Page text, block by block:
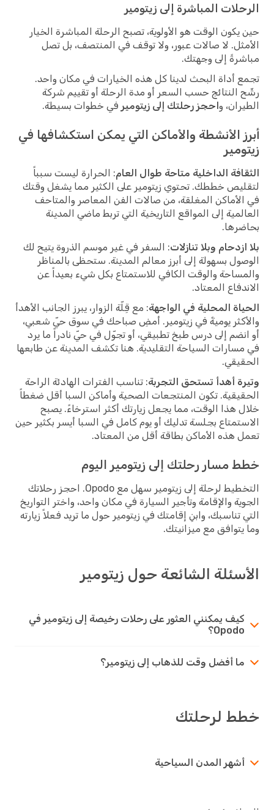
الرحلات المباشرة إلى زيتومير
حين يكون الوقت هو الأولوية، تصبح الرحلة المباشرة الخيار
الأمثل. لا صالات عبور، ولا توقف في المنتصف، بل تصل
مباشرةً إلى وجهتك.
تجمع أداة البحث لدينا كل هذه الخيارات في مكان واحد.
رشّح النتائج حسب السعر أو مدة الرحلة أو تقييم شركة
الطيران، واحجز رحلتك إلى زيتومير في خطوات بسيطة.
أبرز الأنشطة والأماكن التي يمكن استكشافها في
زيتومير
الثقافة الداخلية متاحة طوال العام: الحرارة ليست سبباً
لتقليص خططك. تحتوي زيتومير على الكثير مما يشغل وقتك
في الأماكن المغلقة، من صالات الفن المعاصر والمتاحف
العالمية إلى المواقع التاريخية التي تربط ماضي المدينة
بحاضرها.
بلا ازدحام وبلا تنازلات: السفر في غير موسم الذروة يتيح لك
الوصول بسهولة إلى أبرز معالم المدينة. ستحظى بالمناظر
والمساحة والوقت الكافي للاستمتاع بكل شيء بعيداً عن
الاندفاع المعتاد.
الحياة المحلية في الواجهة: مع قِلّة الزوار، يبرز الجانب الأهدأ
والأكثر يوميةً في زيتومير. أمضِ صباحك في سوق حيّ شعبي،
أو انضم إلى درس طبخ تطبيقي، أو تجوّل في حيّ نادراً ما يرد
في مسارات السياحة التقليدية. هنا تكشف المدينة عن طابعها
الحقيقي.
وتيرة أهدأ تستحق التجربة: تناسب الفترات الهادئة الراحة
الحقيقية. تكون المنتجعات الصحية وأماكن السبا أقل ضغطاً
خلال هذا الوقت، مما يجعل زيارتك أكثر استرخاءً. يصبح
الاستمتاع بجلسة تدليك أو يوم كامل في السبا أيسر بكثير حين
تعمل هذه الأماكن بطاقة أقل من المعتاد.
خطط مسار رحلتك إلى زيتومير اليوم
التخطيط لرحلة إلى زيتومير سهل مع Opodo. احجز رحلاتك
الجوية والإقامة وتأجير السيارة في مكان واحد، واختر التواريخ
التي تناسبك، وابنِ إقامتك في زيتومير حول ما تريد فعلاً زيارته
وما يتوافق مع ميزانيتك.
الأسئلة الشائعة حول زيتومير
كيف يمكنني العثور على رحلات رخيصة إلى زيتومير في
Opodo؟
ما أفضل وقت للذهاب إلى زيتومير؟
خطط لرحلتك
أشهر المدن السياحية